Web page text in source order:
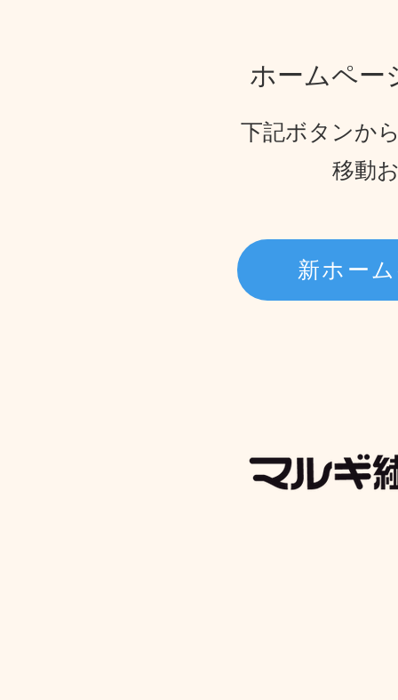
ホームペー
下記ボタンか
移動
新ホー